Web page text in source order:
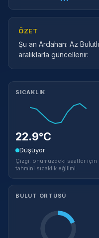
ÖZET
Şu an Ardahan: Az
aralıklarla güncellenir.
Meteorolojik
SICAKLIK
22.9°C
Düşüyor
Çizgi: önümüzdeki saatler için
tahmini sıcaklık eğilimi.
BULUT ÖRTÜSÜ